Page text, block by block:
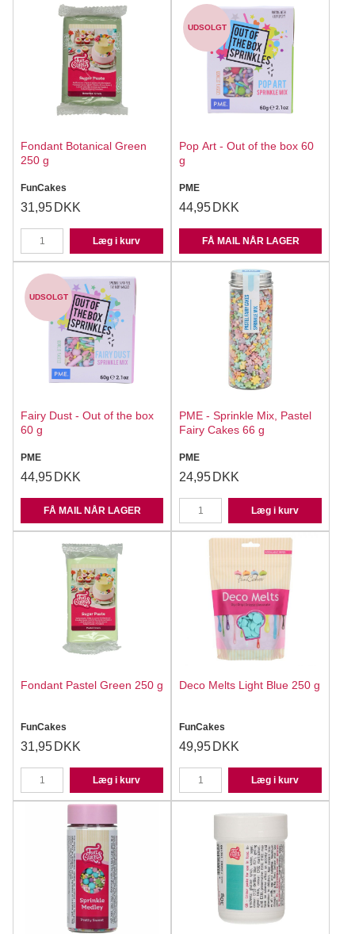
Fondant Botanical Green
250 g
FunCakes
31,95 DKK
Læg i kurv
UDSOLGT
Pop Art - Out of the box 60
g
PME
44,95 DKK
FÅ MAIL NÅR LAGER
UDSOLGT
Fairy Dust - Out of the box
60 g
PME
44,95 DKK
FÅ MAIL NÅR LAGER
PME - Sprinkle Mix, Pastel
Fairy Cakes 66 g
PME
24,95 DKK
Læg i kurv
Fondant Pastel Green 250 g
FunCakes
31,95 DKK
Læg i kurv
Deco Melts Light Blue 250 g
FunCakes
49,95 DKK
Læg i kurv